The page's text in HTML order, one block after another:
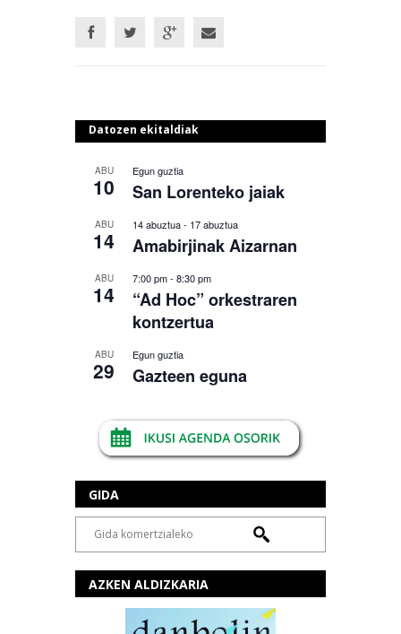
Datozen ekitaldiak
ABU
10
Egun guztia
San Lorenteko jaiak
ABU
14
14 abuztua- 17 abuztua
Amabirjinak Aizarnan
ABU
14
7:00 pm- 8:30 pm
“Ad Hoc” orkestraren
kontzertua
ABU
29
Egun guztia
Gazteen eguna
GIDA
AZKEN ALDIZKARIA